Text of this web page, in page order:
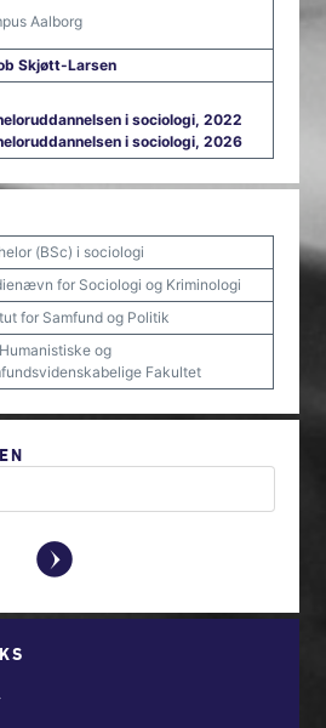
Aalborg
Skjøtt-Larsen
i sociologi, 2022
i sociologi, 2026
(BSc) i sociologi
for Sociologi og Kriminologi
for Samfund og Politik
og
Fakultet
y